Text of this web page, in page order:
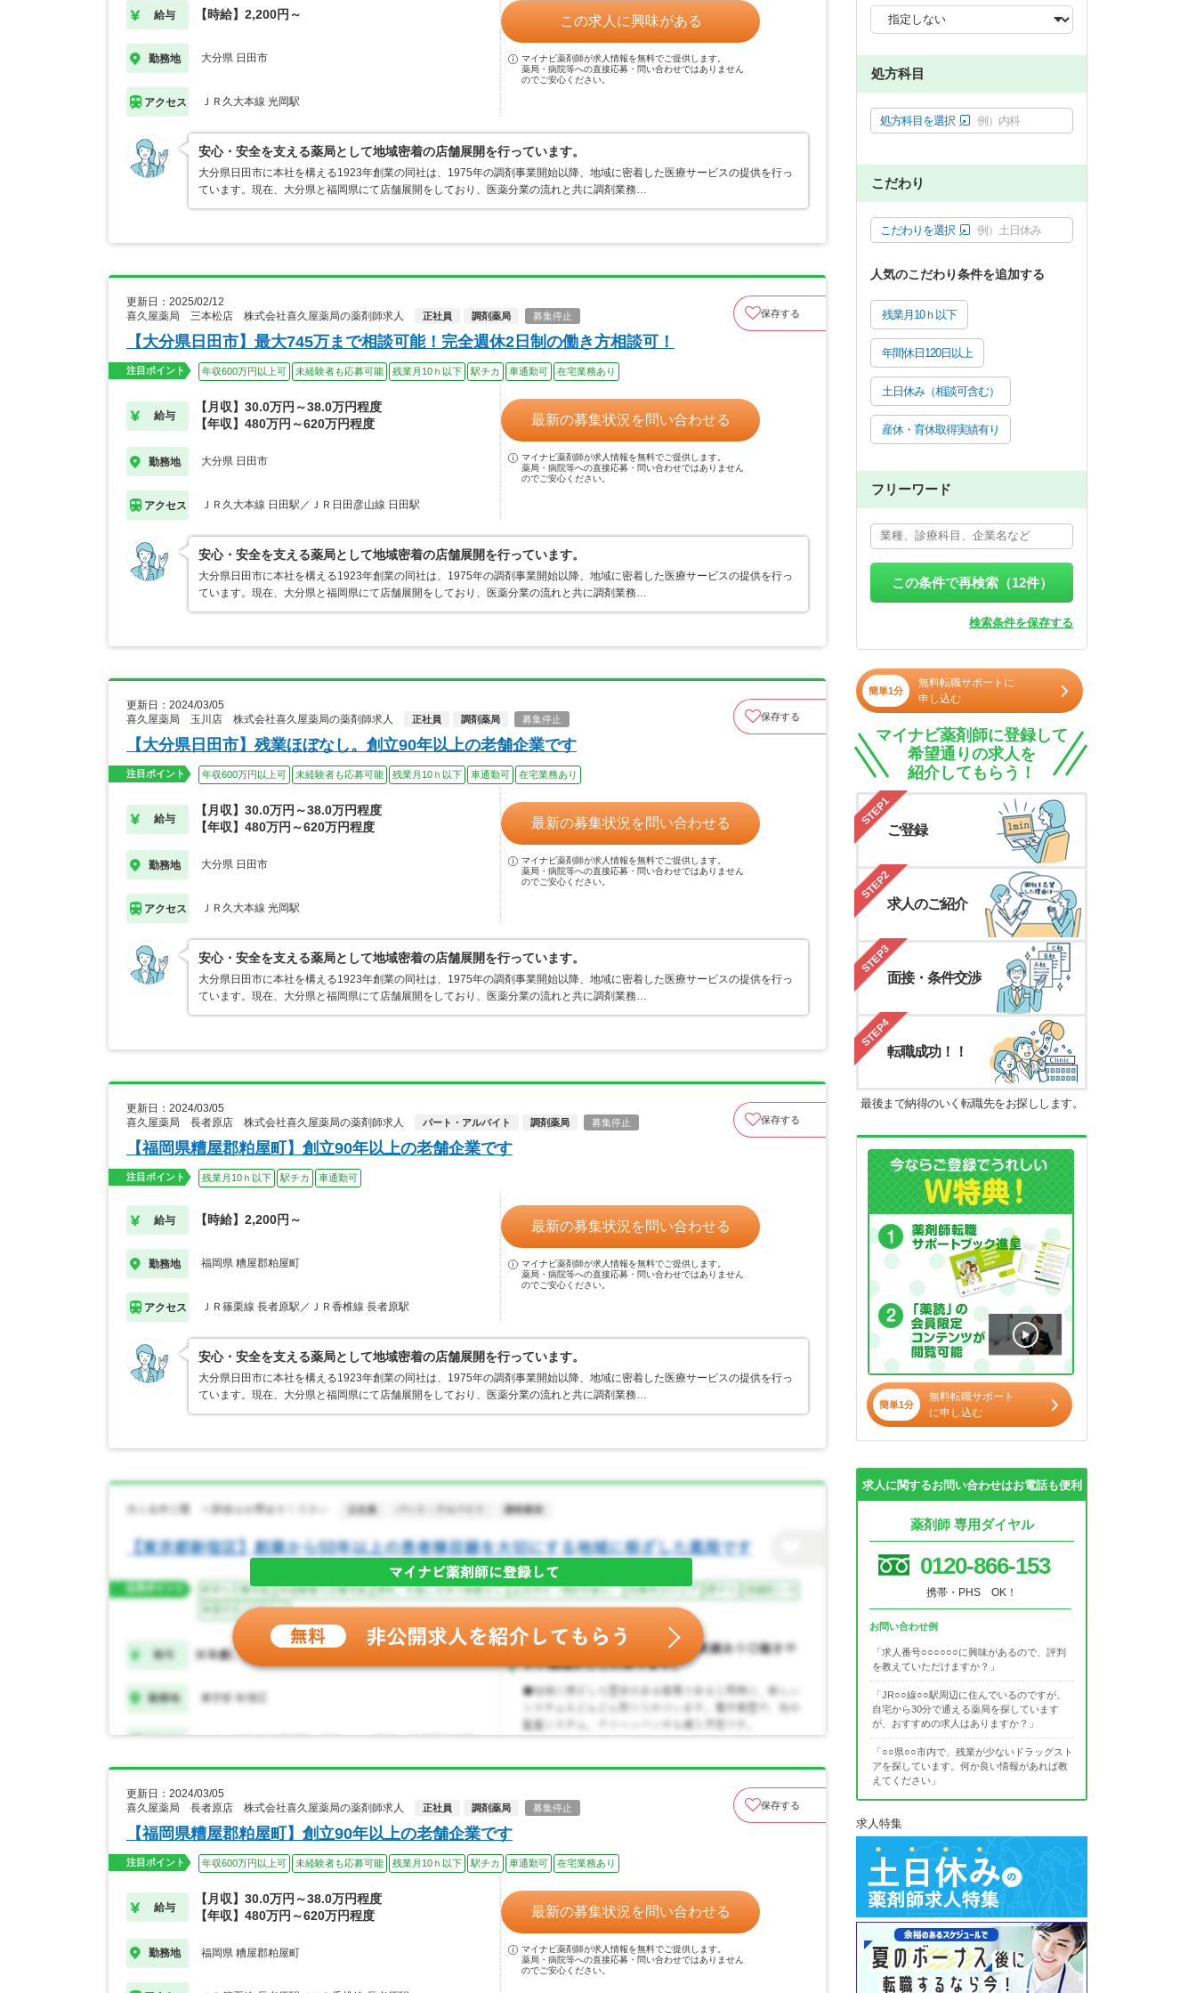
給与 【時給】2,200円～
勤務地 大分県 日田市
アクセス ＪＲ久大本線 光岡駅
この求人に興味がある
マイナビ薬剤師が求人情報を無料でご提供します。
薬局・病院等への直接応募・問い合わせではありません
のでご安心ください。
安心・安全を支える薬局として地域密着の店舗展開を行っています。
大分県日田市に本社を構える1923年創業の同社は、1975年の調剤事業開始以降、地域に密着した医療サービスの提供を行っ
ています。現在、大分県と福岡県にて店舗展開をしており、医薬分業の流れと共に調剤業務…
更新日：2025/02/12
喜久屋薬局 三本松店 株式会社喜久屋薬局の薬剤師求人
正社員 調剤薬局 募集停止 保存する
【大分県日田市】最大745万まで相談可能！完全週休2日制の働き方相談可！
注目ポイント 年収600万円以上可 未経験者も応募可能 残業月10ｈ以下 駅チカ 車通勤可 在宅業務あり
給与
【月収】30.0万円～38.0万円程度
【年収】480万円～620万円程度
勤務地 大分県 日田市
アクセス ＪＲ久大本線 日田駅／ＪＲ日田彦山線 日田駅
最新の募集状況を問い合わせる
マイナビ薬剤師が求人情報を無料でご提供します。
薬局・病院等への直接応募・問い合わせではありません
のでご安心ください。
安心・安全を支える薬局として地域密着の店舗展開を行っています。
大分県日田市に本社を構える1923年創業の同社は、1975年の調剤事業開始以降、地域に密着した医療サービスの提供を行っ
ています。現在、大分県と福岡県にて店舗展開をしており、医薬分業の流れと共に調剤業務…
更新日：2024/03/05
喜久屋薬局 玉川店 株式会社喜久屋薬局の薬剤師求人
正社員 調剤薬局 募集停止 保存する
【大分県日田市】残業ほぼなし。創立90年以上の老舗企業です
注目ポイント 年収600万円以上可 未経験者も応募可能 残業月10ｈ以下 車通勤可 在宅業務あり
給与
【月収】30.0万円～38.0万円程度
【年収】480万円～620万円程度
勤務地 大分県 日田市
アクセス ＪＲ久大本線 光岡駅
最新の募集状況を問い合わせる
マイナビ薬剤師が求人情報を無料でご提供します。
薬局・病院等への直接応募・問い合わせではありません
のでご安心ください。
安心・安全を支える薬局として地域密着の店舗展開を行っています。
大分県日田市に本社を構える1923年創業の同社は、1975年の調剤事業開始以降、地域に密着した医療サービスの提供を行っ
ています。現在、大分県と福岡県にて店舗展開をしており、医薬分業の流れと共に調剤業務…
更新日：2024/03/05
喜久屋薬局 長者原店 株式会社喜久屋薬局の薬剤師求人
パート・アルバイト 調剤薬局 募集停止 保存する
【福岡県糟屋郡粕屋町】創立90年以上の老舗企業です
注目ポイント 残業月10ｈ以下 駅チカ 車通勤可
給与 【時給】2,200円～
勤務地 福岡県 糟屋郡粕屋町
アクセス ＪＲ篠栗線 長者原駅／ＪＲ香椎線 長者原駅
最新の募集状況を問い合わせる
マイナビ薬剤師が求人情報を無料でご提供します。
薬局・病院等への直接応募・問い合わせではありません
のでご安心ください。
安心・安全を支える薬局として地域密着の店舗展開を行っています。
大分県日田市に本社を構える1923年創業の同社は、1975年の調剤事業開始以降、地域に密着した医療サービスの提供を行っ
ています。現在、大分県と福岡県にて店舗展開をしており、医薬分業の流れと共に調剤業務…
更新日：2024/03/05
喜久屋薬局 長者原店 株式会社喜久屋薬局の薬剤師求人
正社員 調剤薬局 募集停止 保存する
【福岡県糟屋郡粕屋町】創立90年以上の老舗企業です
注目ポイント 年収600万円以上可 未経験者も応募可能 残業月10ｈ以下 駅チカ 車通勤可 在宅業務あり
給与
【月収】30.0万円～38.0万円程度
【年収】480万円～620万円程度
勤務地 福岡県 糟屋郡粕屋町
最新の募集状況を問い合わせる
マイナビ薬剤師が求人情報を無料でご提供します。
薬局・病院等への直接応募・問い合わせではありません
のでご安心ください。
処方科目
処方科目を選択 例）内科
こだわり
こだわりを選択 例）土日休み
人気のこだわり条件を追加する
残業月10ｈ以下
年間休日120日以上
土日休み（相談可含む）
産休・育休取得実績有り
フリーワード
この条件で再検索（12件）
検索条件を保存する
簡単1分
無料転職サポートに
申し込む
マイナビ薬剤師に登録して
希望通りの求人を
紹介してもらう！
STEP1
ご登録
STEP2
求人のご紹介
STEP3
面接・条件交渉
STEP4
転職成功！！
最後まで納得のいく転職先をお探しします。
簡単1分
無料転職サポート
に申し込む
求人に関するお問い合わせはお電話も便利
薬剤師 専用ダイヤル
0120-866-153
携帯・PHS OK！
お問い合わせ例
「求人番号○○○○○○に興味があるので、評判
を教えていただけますか？」
「JR○○線○○駅周辺に住んでいるのですが、
自宅から30分で通える薬局を探しています
が、おすすめの求人はありますか？」
「○○県○○市内で、残業が少ないドラッグスト
アを探しています。何か良い情報があれば教
えてください」
求人特集